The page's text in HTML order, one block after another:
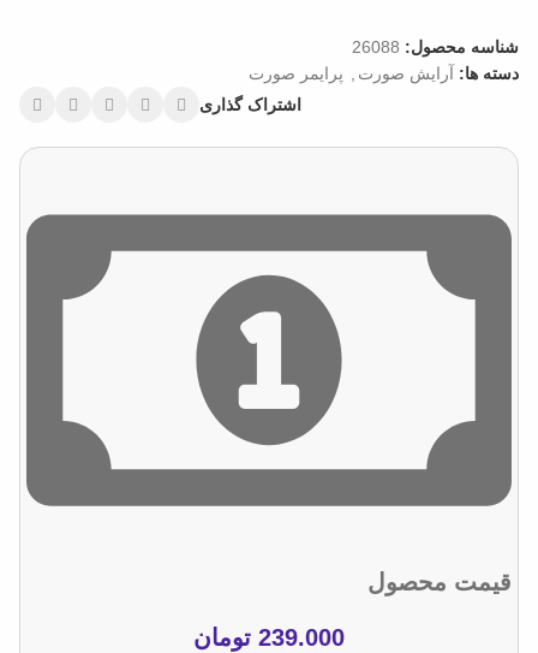
شناسه محصول: 26088
دسته ها: آرایش صورت , پرایمر صورت
اشتراک گذاری
قیمت محصول
239.000 تومان